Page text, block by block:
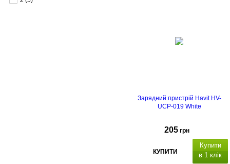
Зарядний пристрій Havit HV-
UCP-019 White
205 грн
КУПИТИ
Купити
в 1 клік